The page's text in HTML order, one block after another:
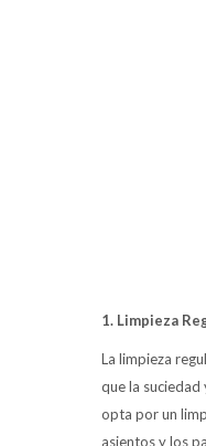
1. Limpieza
La limpieza
que la suciedad
opta por un
asientos y los